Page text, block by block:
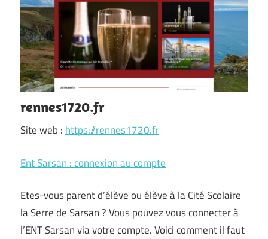
rennes1720.fr
Site web : https://rennes1720.fr
Ent Sarsan : connexion au compte
Etes-vous parent d’élève ou élève à la Cité Scolaire
la Serre de Sarsan ? Vous pouvez vous connecter à
l’ENT Sarsan via votre compte. Voici comment il faut